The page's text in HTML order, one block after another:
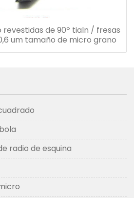
revestidas de 90º tialn / fresas
um tamaño de micro grano
radio de esquina